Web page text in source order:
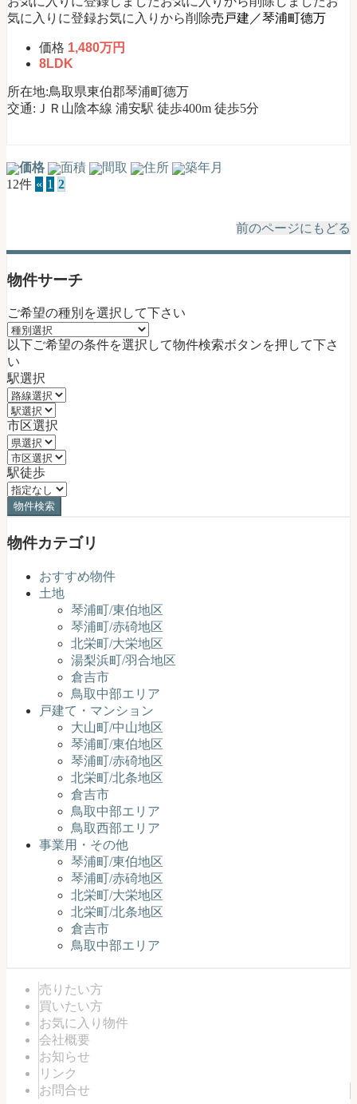
い
式】
気に入りに登録お気に入りから削除売戸建／琴浦町德万
価格 1,480万円
8LDK
所在地:鳥取県東伯郡琴浦町德万
交通:ＪＲ山陰本線 浦安駅 徒歩400m 徒歩5分
価格 面積 間取 住所
築年月
12件 « 1 2
前のページにもどる
物件サーチ
ご希望の種別を選択して下さい
以下ご希望の条件を選択して物件検索ボタンを押して下さ
い
駅選択
市区選択
駅徒歩
物件カテゴリ
おすすめ物件
土地
琴浦町/東伯地区
琴浦町/赤碕地区
北栄町/大栄地区
湯梨浜町/羽合地区
倉吉市
鳥取中部エリア
戸建て・マンション
大山町/中山地区
琴浦町/東伯地区
琴浦町/赤碕地区
北栄町/北条地区
倉吉市
鳥取中部エリア
鳥取西部エリア
事業用・その他
琴浦町/東伯地区
琴浦町/赤碕地区
北栄町/大栄地区
北栄町/北条地区
倉吉市
鳥取中部エリア
売りたい方
買いたい方
お気に入り物件
会社概要
お知らせ
リンク
お問合せ